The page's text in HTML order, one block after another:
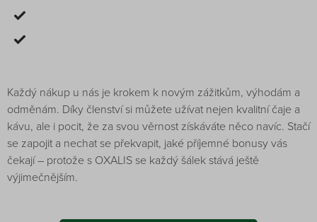
Každý nákup u nás je krokem k novým zážitkům, výhodám a
odměnám. Díky členství si můžete užívat nejen kvalitní čaje a
kávu, ale i pocit, že za svou věrnost získáváte něco navíc. Stačí
se zapojit a nechat se překvapit, jaké příjemné bonusy vás
čekají – protože s OXALIS se každý šálek stává ještě
výjimečnějším.